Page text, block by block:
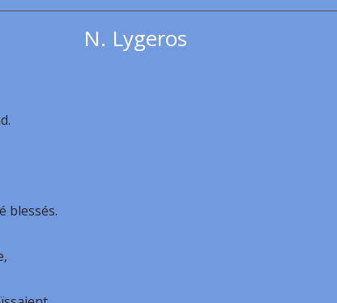
N. Lygeros
blessés.